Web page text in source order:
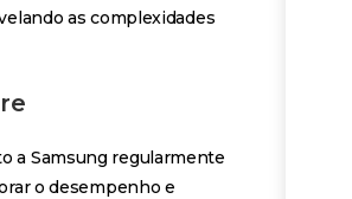
as complexidades
a Samsung regularmente
o desempenho e